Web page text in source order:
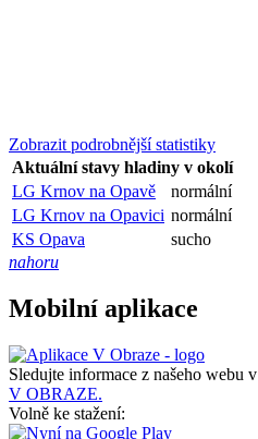
Zobrazit podrobnější statistiky
Aktuální stavy hladiny v okolí
LG Krnov na Opavě
normální
LG Krnov na Opavici normální
KS Opava
sucho
nahoru
Mobilní aplikace
Sledujte informace z našeho webu v
V OBRAZE.
Volně ke stažení: